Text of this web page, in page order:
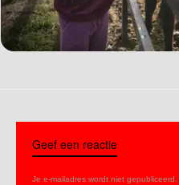
Geef een reactie
Je e-mailadres wordt niet gepubliceerd.